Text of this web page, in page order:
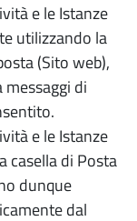
e le Istanze
utilizzando la
(Sito web),
di
e le Istanze
casella di Posta
dunque
dal